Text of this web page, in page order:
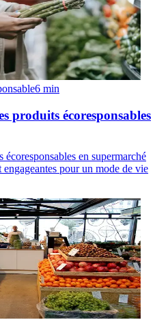
6 min
produits écoresponsables
en supermarché
engageantes pour un mode de vie